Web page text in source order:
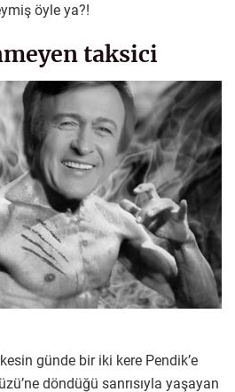
öyle ya?!
taksici
günde bir iki kere Pendik’e
döndüğü sanrısıyla yaşayan